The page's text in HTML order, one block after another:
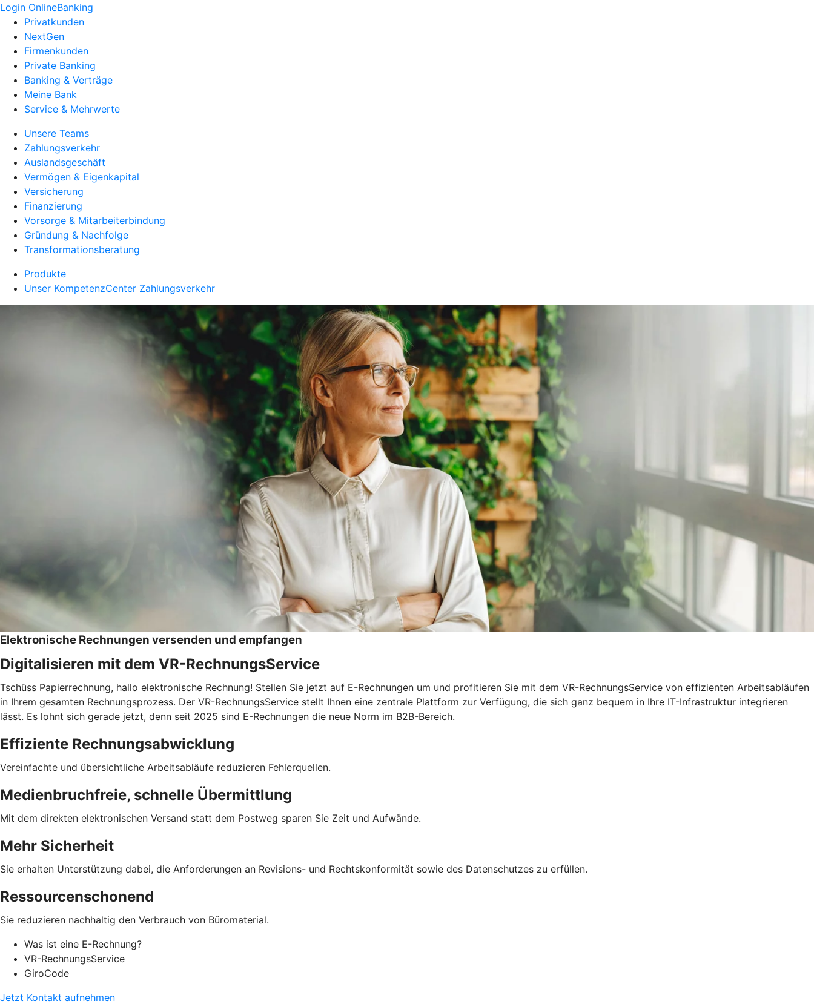
Login OnlineBanking
Privatkunden
NextGen
Firmenkunden
Private Banking
Banking & Verträge
Meine Bank
Service & Mehrwerte
Unsere Teams
Zahlungsverkehr
Auslandsgeschäft
Vermögen & Eigenkapital
Versicherung
Finanzierung
Vorsorge & Mitarbeiterbindung
Gründung & Nachfolge
Transformationsberatung
Produkte
Unser KompetenzCenter Zahlungsverkehr
Elektronische Rechnungen versenden und empfangen
Digitalisieren mit dem VR-RechnungsService
Tschüss Papierrechnung, hallo elektronische Rechnung! Stellen Sie jetzt auf E-Rechnungen um und profitieren Sie mit dem VR-RechnungsService von effizienten Arbeitsabläufen
in Ihrem gesamten Rechnungsprozess. Der VR-RechnungsService stellt Ihnen eine zentrale Plattform zur Verfügung, die sich ganz bequem in Ihre IT-Infrastruktur integrieren
lässt. Es lohnt sich gerade jetzt, denn seit 2025 sind E-Rechnungen die neue Norm im B2B-Bereich.
Effiziente Rechnungsabwicklung
Vereinfachte und übersichtliche Arbeitsabläufe reduzieren Fehlerquellen.
Medienbruchfreie, schnelle Übermittlung
Mit dem direkten elektronischen Versand statt dem Postweg sparen Sie Zeit und Aufwände.
Mehr Sicherheit
Sie erhalten Unterstützung dabei, die Anforderungen an Revisions- und Rechtskonformität sowie des Datenschutzes zu erfüllen.
Ressourcenschonend
Sie reduzieren nachhaltig den Verbrauch von Büromaterial.
Was ist eine E-Rechnung?
VR-RechnungsService
GiroCode
Jetzt Kontakt aufnehmen